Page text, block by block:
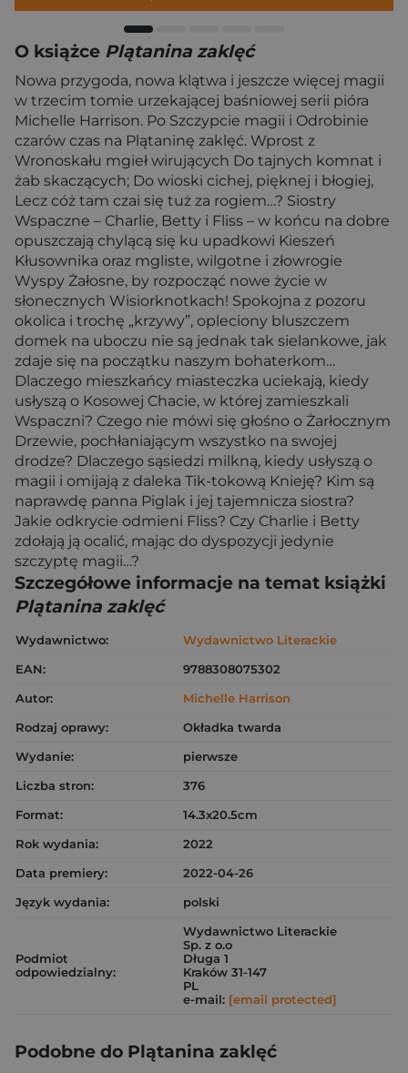
O książce Plątanina zaklęć
Nowa przygoda, nowa klątwa i jeszcze więcej magii
w trzecim tomie urzekającej baśniowej serii pióra
Michelle Harrison. Po Szczypcie magii i Odrobinie
czarów czas na Plątaninę zaklęć. Wprost z
Wronoskału mgieł wirujących Do tajnych komnat i
żab skaczących; Do wioski cichej, pięknej i błogiej,
Lecz cóż tam czai się tuż za rogiem…? Siostry
Wspaczne – Charlie, Betty i Fliss – w końcu na dobre
opuszczają chylącą się ku upadkowi Kieszeń
Kłusownika oraz mgliste, wilgotne i złowrogie
Wyspy Żałosne, by rozpocząć nowe życie w
słonecznych Wisiorknotkach! Spokojna z pozoru
okolica i trochę „krzywy”, opleciony bluszczem
domek na uboczu nie są jednak tak sielankowe, jak
zdaje się na początku naszym bohaterkom…
Dlaczego mieszkańcy miasteczka uciekają, kiedy
usłyszą o Kosowej Chacie, w której zamieszkali
Wspaczni? Czego nie mówi się głośno o Żarłocznym
Drzewie, pochłaniającym wszystko na swojej
drodze? Dlaczego sąsiedzi milkną, kiedy usłyszą o
magii i omijają z daleka Tik-tokową Knieję? Kim są
naprawdę panna Piglak i jej tajemnicza siostra?
Jakie odkrycie odmieni Fliss? Czy Charlie i Betty
zdołają ją ocalić, mając do dyspozycji jedynie
szczyptę magii…?
Szczegółowe informacje na temat książki
Plątanina zaklęć
Wydawnictwo:
Wydawnictwo Literackie
EAN:
9788308075302
Autor:
Michelle Harrison
Rodzaj oprawy:
Okładka twarda
Wydanie:
pierwsze
Liczba stron:
376
Format:
14.3x20.5cm
Rok wydania:
2022
Data premiery:
2022-04-26
Język wydania:
polski
Podmiot
odpowiedzialny:
Wydawnictwo Literackie
Sp. z o.o
Długa 1
Kraków 31-147
PL
e-mail: [email protected]
Podobne do Plątanina zaklęć